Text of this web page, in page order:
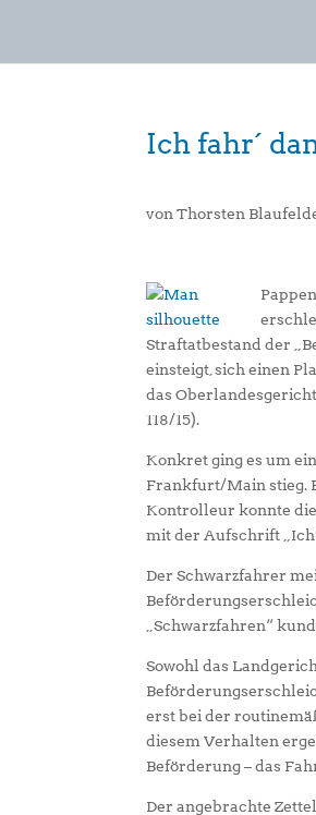
Ich fahr´
vonThorsten
Straftatbestand der
einsteigt, sich einen
das
118/15).
Konkret ging es um
Frankfurt/Main stieg.
Kontrolleur konnte
mit der Aufschrift „Ich
Der Schwarzfahrer
„Schwarzfahren“
Sowohl das
erst bei der
diesem Verhalten
Beförderung – das
Der angebrachte